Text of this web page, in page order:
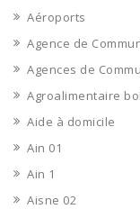
Aéroports
Agence de
Agences de
Agroalimentaire
Aide à domicile
Ain 01
Ain 1
Aisne 02